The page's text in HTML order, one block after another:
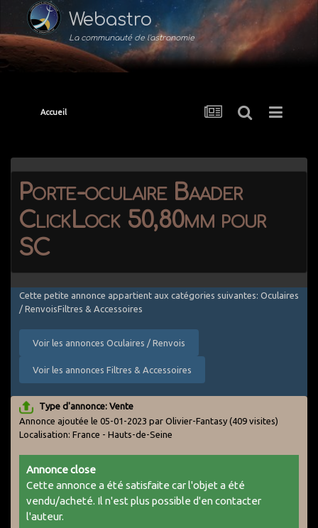
Webastro
La communauté de l'astronomie
Accueil
Porte-oculaire Baader
ClickLock 50,80mm pour
SC
Cette petite annonce appartient aux catégories suivantes: Oculaires
/ RenvoisFiltres & Accessoires
Voir les annonces Oculaires / Renvois
Voir les annonces Filtres & Accessoires
Type d'annonce: Vente
Annonce ajoutée le 05-01-2023 par Olivier-Fantasy (409 visites)
Localisation: France - Hauts-de-Seine
Annonce close
Cette annonce a été satisfaite car l'objet a été
vendu/acheté. Il n'est plus possible d'en contacter
l'auteur.